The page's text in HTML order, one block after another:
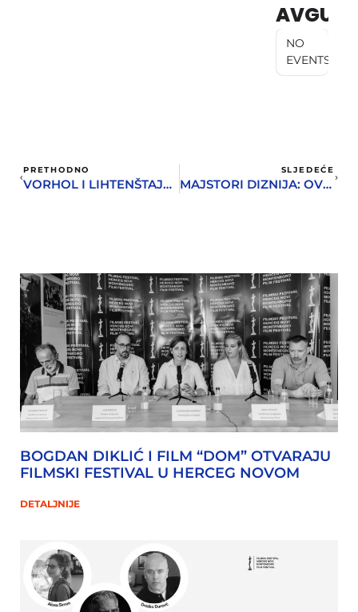
AVGUST
NO
EVENTS
PRETHODNO
VORHOL I LIHTENŠTAJN U HERCEG NOVOM
SLJEDEĆE
MAJSTORI DIZNIJA: OVO JE FESTIVAL RAZLIČIT OD OSTALIH
BOGDAN DIKLIĆ I FILM “DOM” OTVARAJU
FILMSKI FESTIVAL U HERCEG NOVOM
DETALJNIJE